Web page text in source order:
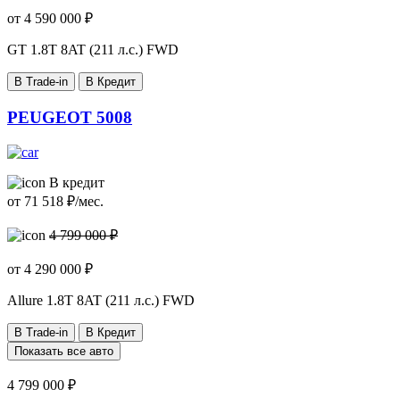
от 4 590 000 ₽
GT 1.8T 8AT (211 л.с.) FWD
В Trade-in В Кредит
PEUGEOT 5008
В кредит
от 71 518 ₽/мес.
4 799 000 ₽
от 4 290 000 ₽
Allure 1.8T 8AT (211 л.с.) FWD
В Trade-in
В Кредит
Показать все авто
4 799 000 ₽